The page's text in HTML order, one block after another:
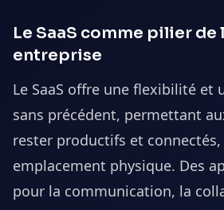
Le SaaS comme pilier de
entreprise
Le SaaS offre une flexibilité et
sans précédent, permettant
rester productifs et
emplacement physique. Des
pour la communication, la